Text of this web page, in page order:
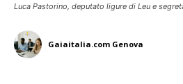
Luca Pastorino, deputato ligure di Leu e
Gaiaitalia.com Genova